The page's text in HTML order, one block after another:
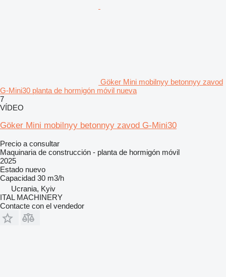
Göker Mini mobilnyy betonnyy zavod
G-Mini30 planta de hormigón móvil nueva
7
VÍDEO
Göker Mini mobilnyy betonnyy zavod G-Mini30
Precio a consultar
Maquinaria de construcción - planta de hormigón móvil
2025
Estado nuevo
Capacidad 30 m3/h
Ucrania, Kyiv
ITAL MACHINERY
Contacte con el vendedor